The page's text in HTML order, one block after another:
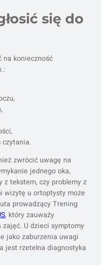
się do
na konieczność
zwrócić uwagę na
jednego oka,
z tekstem, czy problemy z
wizytę u ortoptysty może
prowadzący Trening
, który zauważy
U dzieci symptomy
jako zaburzenia uwagi
jest rzetelna diagnostyka